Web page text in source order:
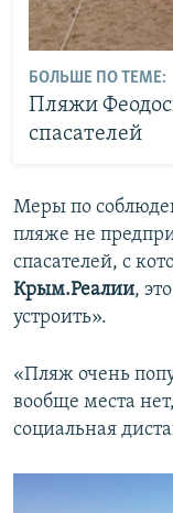
БОЛЬШЕ ПО ТЕМЕ:
Пляжи
спасателей
Меры по
пляже не
спасателей, с
Крым.Реалии,
устроить».
«Пляж очень
вообще места
социальная